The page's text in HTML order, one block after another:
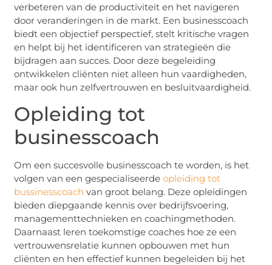
verbeteren van de productiviteit en het navigeren
door veranderingen in de markt. Een businesscoach
biedt een objectief perspectief, stelt kritische vragen
en helpt bij het identificeren van strategieën die
bijdragen aan succes. Door deze begeleiding
ontwikkelen cliënten niet alleen hun vaardigheden,
maar ook hun zelfvertrouwen en besluitvaardigheid.
Opleiding tot
businesscoach
Om een succesvolle businesscoach te worden, is het
volgen van een gespecialiseerdeopleiding tot
bussinesscoachvan groot belang. Deze opleidingen
bieden diepgaande kennis over bedrijfsvoering,
managementtechnieken en coachingmethoden.
Daarnaast leren toekomstige coaches hoe ze een
vertrouwensrelatie kunnen opbouwen met hun
cliënten en hen effectief kunnen begeleiden bij het